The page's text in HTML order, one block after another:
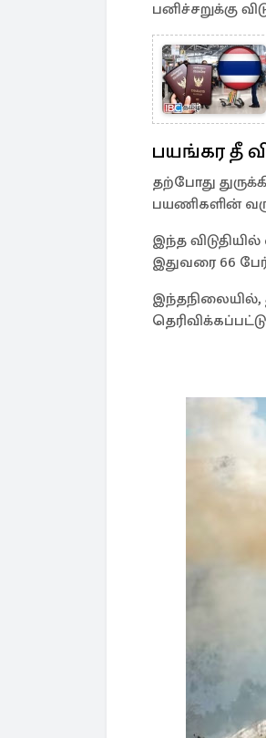
பனிச்சறுக்கு
பயங்கர தீ
தற்போது
பயணிகளின்
இந்த
இதுவரை 66
இந்தநிலையில், தீ